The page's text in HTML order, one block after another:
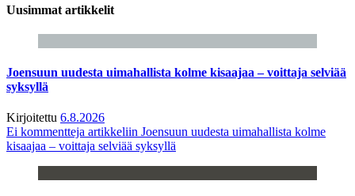
Uusimmat artikkelit
Joensuun uudesta uimahallista kolme kisaajaa – voittaja selviää
syksyllä
Kirjoitettu 6.8.2026
Ei kommentteja artikkeliin Joensuun uudesta uimahallista kolme
kisaajaa – voittaja selviää syksyllä